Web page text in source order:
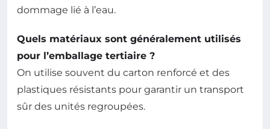
dommage lié à l’eau.
Quels matériaux sont généralement utilisés
pour l’emballage tertiaire ?
On utilise souvent du carton renforcé et des
plastiques résistants pour garantir un transport
sûr des unités regroupées.